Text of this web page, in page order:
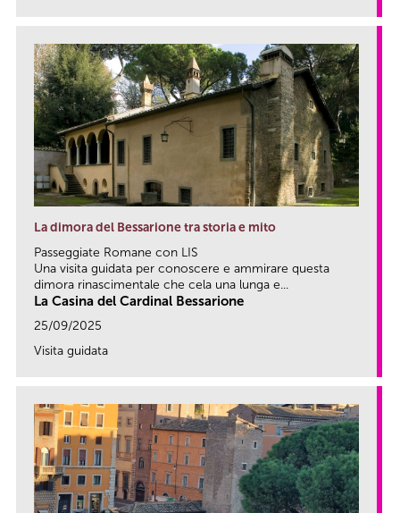
La dimora del Bessarione tra storia e mito
Passeggiate Romane con LIS
Una visita guidata per conoscere e ammirare questa
dimora rinascimentale che cela una lunga e...
La Casina del Cardinal Bessarione
25/09/2025
Visita guidata